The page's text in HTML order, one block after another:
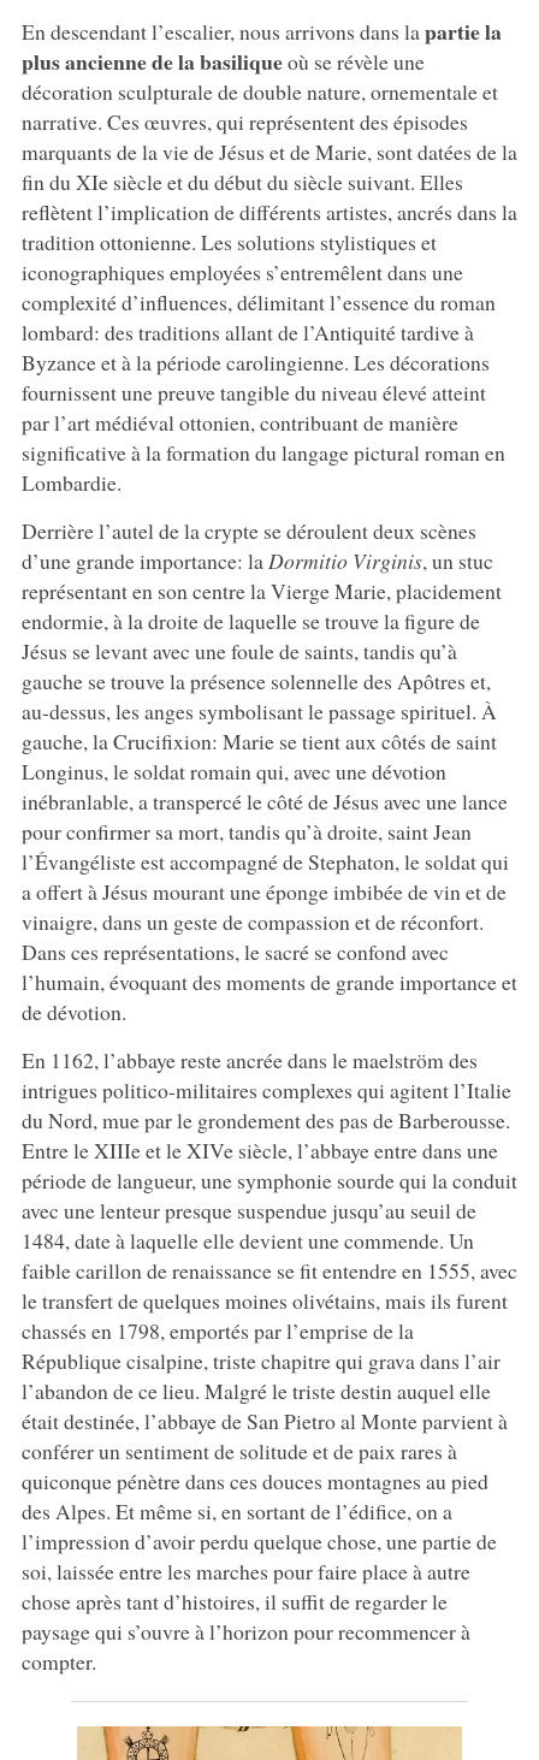
En descendant l’escalier, nous arrivons dans lapartie la
plus ancienne de la basiliqueoù se révèle une
décoration sculpturale de double nature, ornementale et
narrative. Ces œuvres, qui représentent des épisodes
marquants de la vie de Jésus et de Marie, sont datées de la
fin du XIe siècle et du début du siècle suivant. Elles
reflètent l’implication de différents artistes, ancrés dans la
tradition ottonienne. Les solutions stylistiques et
iconographiques employées s’entremêlent dans une
complexité d’influences, délimitant l’essence du roman
lombard: des traditions allant de l’Antiquité tardive à
Byzance et à la période carolingienne. Les décorations
fournissent une preuve tangible du niveau élevé atteint
par l’art médiéval ottonien, contribuant de manière
significative à la formation du langage pictural roman en
Lombardie.
Derrière l’autel de la crypte se déroulent deux scènes
d’une grande importance: laDormitio Virginis, un stuc
représentant en son centre la Vierge Marie, placidement
endormie, à la droite de laquelle se trouve la figure de
Jésus se levant avec une foule de saints, tandis qu’à
gauche se trouve la présence solennelle des Apôtres et,
au-dessus, les anges symbolisant le passage spirituel. À
gauche, la Crucifixion: Marie se tient aux côtés de saint
Longinus, le soldat romain qui, avec une dévotion
inébranlable, a transpercé le côté de Jésus avec une lance
pour confirmer sa mort, tandis qu’à droite, saint Jean
l’Évangéliste est accompagné de Stephaton, le soldat qui
a offert à Jésus mourant une éponge imbibée de vin et de
vinaigre, dans un geste de compassion et de réconfort.
Dans ces représentations, le sacré se confond avec
l’humain, évoquant des moments de grande importance et
de dévotion.
En 1162, l’abbaye reste ancrée dans le maelström des
intrigues politico-militaires complexes qui agitent l’Italie
du Nord, mue par le grondement des pas de Barberousse.
Entre le XIIIe et le XIVe siècle, l’abbaye entre dans une
période de langueur, une symphonie sourde qui la conduit
avec une lenteur presque suspendue jusqu’au seuil de
1484, date à laquelle elle devient une commende. Un
faible carillon de renaissance se fit entendre en 1555, avec
le transfert de quelques moines olivétains, mais ils furent
chassés en 1798, emportés par l’emprise de la
République cisalpine, triste chapitre qui grava dans l’air
l’abandon de ce lieu. Malgré le triste destin auquel elle
était destinée, l’abbaye de San Pietro al Monte parvient à
conférer un sentiment de solitude et de paix rares à
quiconque pénètre dans ces douces montagnes au pied
des Alpes. Et même si, en sortant de l’édifice, on a
l’impression d’avoir perdu quelque chose, une partie de
soi, laissée entre les marches pour faire place à autre
chose après tant d’histoires, il suffit de regarder le
paysage qui s’ouvre à l’horizon pour recommencer à
compter.